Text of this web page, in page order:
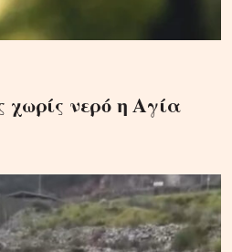
χωρίς νερό η Αγία